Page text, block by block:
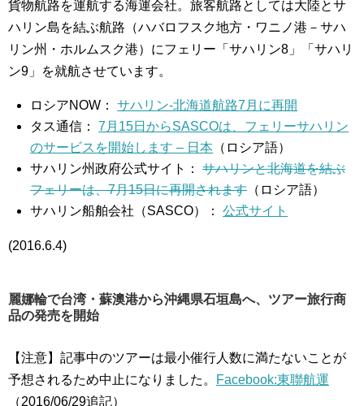
貨物航路を運航する海運会社。旅客航路としては大陸とサ
ハリン島を結ぶ航路（ハバロフスク地方・ワニノ港－サハ
リン州・ホルムスク港）にフェリー「サハリン8」「サハリ
ン9」を就航させています。
ロシアNOW：サハリン-北海道航路7月に再開
タス通信：7月15日からSASCOは、フェリーサハリン
のサービスを開始します – 日本 （ロシア語）
サハリン州政府公式サイト：サハリンと北海道を結ぶ
フェリーは、7月15日に再開されます（ロシア語）
サハリン船舶会社（SASCO）：公式サイト
(2016.6.4)
麗娜輪で台湾・蘇澳港から沖縄県石垣島へ、ツアー旅行商
品の発売を開始
【注意】記事中のツアーは最小催行人数に満たないことが
予想されるため中止になりました。
Facebook:東聯航運
（2016/06/29追記）